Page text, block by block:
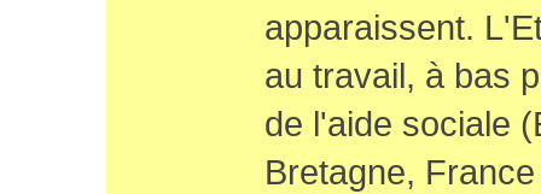
apparaissent.
au travail, à bas
de l'aide sociale
Bretagne,